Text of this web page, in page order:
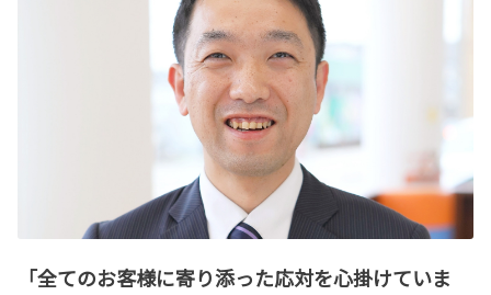
「全てのお客様に寄り添った応対を心掛けていま